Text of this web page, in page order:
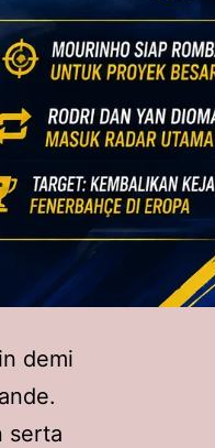
demi
serta